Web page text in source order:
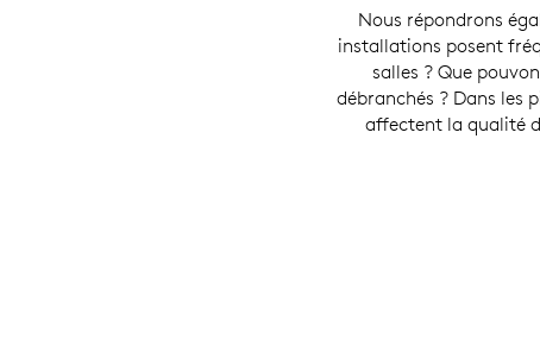
Nous répondrons
installations posent
salles ? Que
débranchés ? Dans les
affectent la qualité